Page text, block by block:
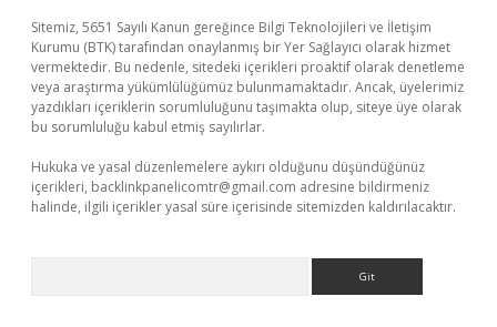
Sitemiz, 5651 Sayılı Kanun gereğince Bilgi Teknolojileri ve İletişim
Kurumu (BTK) tarafından onaylanmış bir Yer Sağlayıcı olarak hizmet
vermektedir. Bu nedenle, sitedeki içerikleri proaktif olarak denetleme
veya araştırma yükümlülüğümüz bulunmamaktadır. Ancak, üyelerimiz
yazdıkları içeriklerin sorumluluğunu taşımakta olup, siteye üye olarak
bu sorumluluğu kabul etmiş sayılırlar.
Hukuka ve yasal düzenlemelere aykırı olduğunu düşündüğünüz
içerikleri, backlinkpanelicomtr@gmail.com adresine bildirmeniz
halinde, ilgili içerikler yasal süre içerisinde sitemizden kaldırılacaktır.